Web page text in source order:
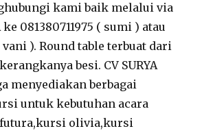
kami baik melalui via
081380711975 ( sumi ) atau
vani ). Round table terbuat dari
besi. CV SURYA
menyediakan berbagai
untuk kebutuhan acara
olivia,kursi